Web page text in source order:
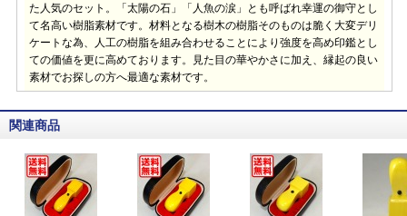
た人気のセット。「太陽の石」「人魚の涙」とも呼ばれ幸運の御守とし
て名高い樹脂素材です。材料となる樹木の樹脂そのものは脆く大変デリ
ケートな為、人工の樹脂を組み合わせることにより強度を高め印鑑とし
ての価値を更に高めております。見た目の華やかさに加え、縁起の良い
素材でお探しの方へ最適な素材です。
関連商品